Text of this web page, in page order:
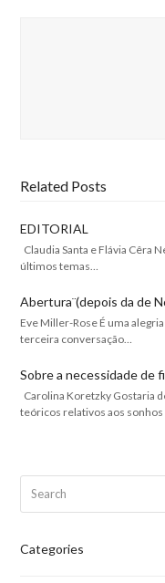
Related Posts
EDITORIAL
Claudia Santa e Flávia Cêra
últimos temas…
Abertura¨(depois da de
Eve Miller-Rose É uma
terceira conversação…
Sobre a necessidade de
Carolina Koretzky Gostaria
teóricos relativos aos sonhos
Categories